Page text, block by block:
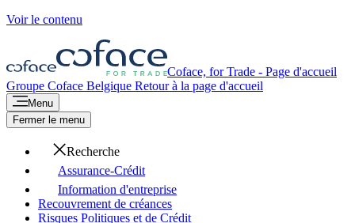
Voir le contenu
Coface, for Trade - Page d'accueil
Groupe Coface Belgique Retour à la page d'accueil
Menu
Fermer le menu
Recherche
Assurance-Crédit
Information d'entreprise
Recouvrement de créances
Risques Politiques et de Crédit